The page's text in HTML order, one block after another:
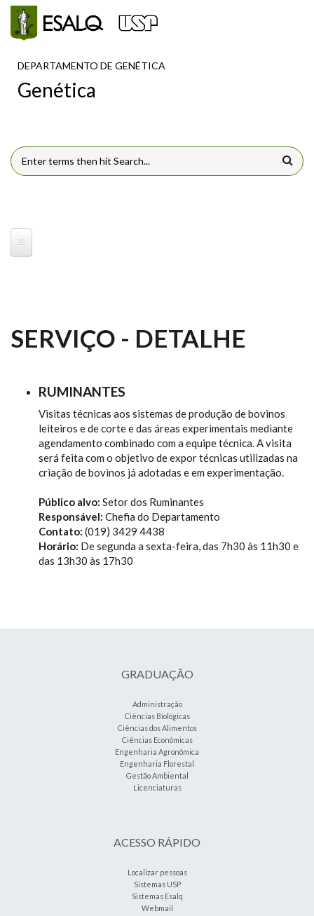
Pular para o conteúdo principal
DEPARTAMENTO DE GENÉTICA
Genética
FORMULÁRIO DE BUSCA
SERVIÇO - DETALHE
RUMINANTES
Visitas técnicas aos sistemas de produção de bovinos
leiteiros e de corte e das áreas experimentais mediante
agendamento combinado com a equipe técnica. A visita
será feita com o objetivo de expor técnicas utilizadas na
criação de bovinos já adotadas e em experimentação.
Público alvo: Setor dos Ruminantes
Responsável: Chefia do Departamento
Contato: (019) 3429 4438
Horário: De segunda a sexta-feira, das 7h30 às 11h30 e
das 13h30 às 17h30
GRADUAÇÃO
Administração
Ciências Biológicas
Ciências dos Alimentos
Ciências Econômicas
Engenharia Agronômica
Engenharia Florestal
Gestão Ambiental
Licenciaturas
ACESSO RÁPIDO
Localizar pessoas
Sistemas USP
Sistemas Esalq
Webmail